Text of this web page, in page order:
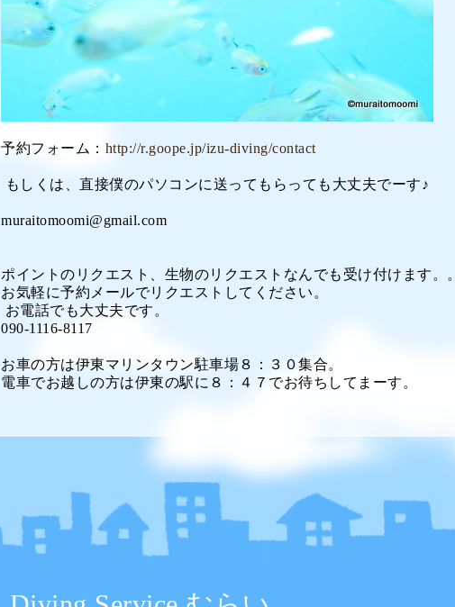
予約フォーム： http://r.goope.jp/izu-diving/contact
もしくは、直接僕のパソコンに送ってもらっても大丈夫でーす♪
muraitomoomi@gmail.com
ポイントのリクエスト、生物のリクエストなんでも受け付けます。。
お気軽に予約メールでリクエストしてください。
お電話でも大丈夫です。
090-1116-8117
お車の方は伊東マリンタウン駐車場８：３０集合。
電車でお越しの方は伊東の駅に８：４７でお待ちしてまーす。